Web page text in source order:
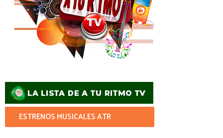
ESTRENOS MUSICALES ATR